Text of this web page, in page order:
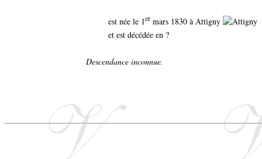
est née le 1er mars 1830 à Attigny
et est décédée en ?
Descendance inconnue.